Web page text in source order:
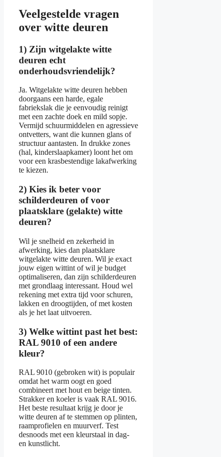
Veelgestelde vragen
over witte deuren
1) Zijn witgelakte witte
deuren echt
onderhoudsvriendelijk?
Ja. Witgelakte witte deuren hebben
doorgaans een harde, egale
fabriekslak die je eenvoudig reinigt
met een zachte doek en mild sopje.
Vermijd schuurmiddelen en agressieve
ontvetters, want die kunnen glans of
structuur aantasten. In drukke zones
(hal, kinderslaapkamer) loont het om
voor een krasbestendige lakafwerking
te kiezen.
2) Kies ik beter voor
schilderdeuren of voor
plaatsklare (gelakte) witte
deuren?
Wil je snelheid en zekerheid in
afwerking, kies dan plaatsklare
witgelakte witte deuren. Wil je exact
jouw eigen wittint of wil je budget
optimaliseren, dan zijn schilderdeuren
met grondlaag interessant. Houd wel
rekening met extra tijd voor schuren,
lakken en droogtijden, of met kosten
als je het laat uitvoeren.
3) Welke wittint past het best:
RAL 9010 of een andere
kleur?
RAL 9010 (gebroken wit) is populair
omdat het warm oogt en goed
combineert met hout en beige tinten.
Strakker en koeler is vaak RAL 9016.
Het beste resultaat krijg je door je
witte deuren af te stemmen op plinten,
raamprofielen en muurverf. Test
desnoods met een kleurstaal in dag-
en kunstlicht.